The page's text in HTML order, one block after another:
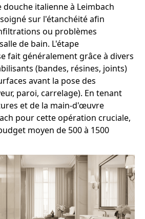
italienne à Leimbach
sur l'étanchéité afin
ou problèmes
de bain. L'étape
fait généralement grâce à divers
(bandes, résines, joints)
avant la pose des
paroi, carrelage). En tenant
et de la main-d'œuvre
pour cette opération cruciale,
moyen de 500 à 1500